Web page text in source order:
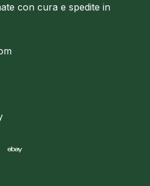
con cura e spedite in